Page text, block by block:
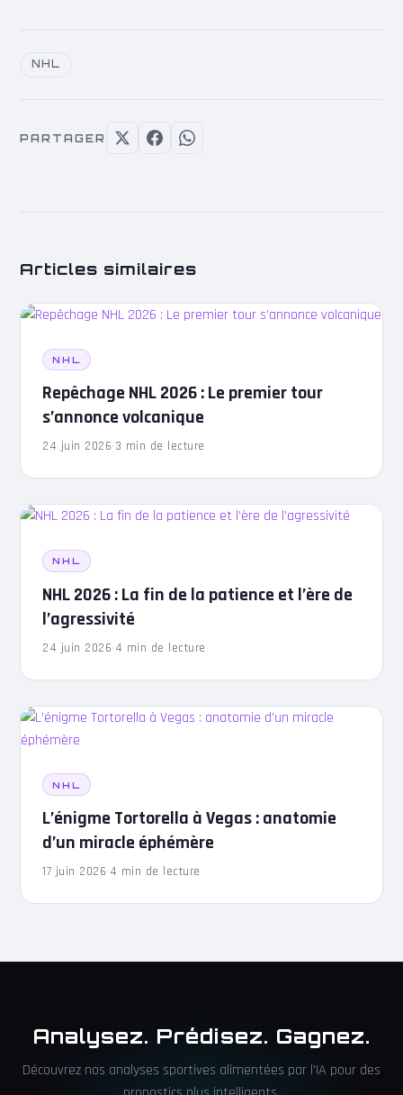
NHL
PARTAGER
Articles similaires
NHL
Repêchage NHL 2026 : Le premier tour
s’annonce volcanique
24 juin 2026·3 min de lecture
NHL
NHL 2026 : La fin de la patience et l’ère de
l’agressivité
24 juin 2026·4 min de lecture
NHL
L’énigme Tortorella à Vegas : anatomie
d’un miracle éphémère
17 juin 2026·4 min de lecture
Analysez. Prédisez. Gagnez.
Découvrez nos analyses sportives alimentées par l'IA pour des